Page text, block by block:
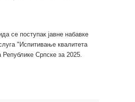
се поступак јавне набавке
"Испитивање квалитета
Републике Српске за 2025.